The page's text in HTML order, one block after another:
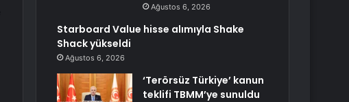
Ağustos 6, 2026
Starboard Value hisse alımıyla Shake
Shack yükseldi
Ağustos 6, 2026
‘Terörsüz Türkiye’ kanun
teklifi TBMM’ye sunuldu